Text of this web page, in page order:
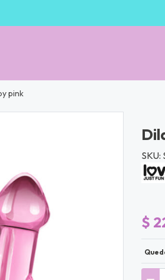
pink
SKU:
$